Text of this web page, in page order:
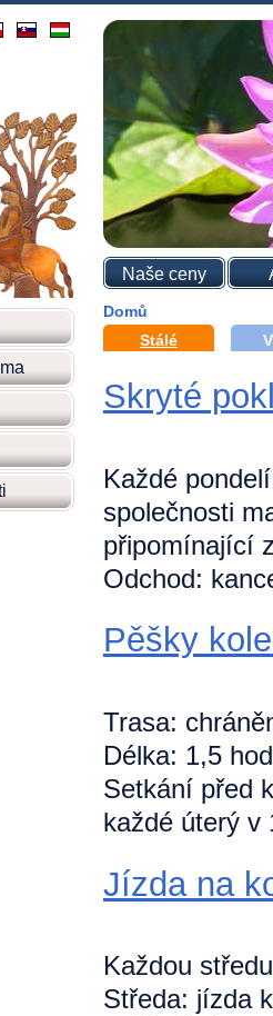
Naše ceny
Domů
Stálé
Skryté
Každé
společnosti
připomínající
Odchod:
Pěšky
Trasa:
Délka: 1,5
Setkání před
každé úterý v
Jízda na
Každou
Středa: jízda